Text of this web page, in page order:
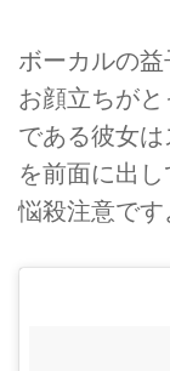
ボーカルの
お顔立ちが
である彼女
を前面に出
悩殺注意です